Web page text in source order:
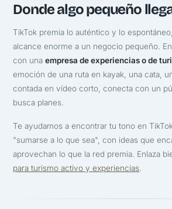
Donde algo pequeño
TikTok premia lo auténtico y lo
alcance enorme a un negocio pequeño.
con unaempresa de experiencias o de
emoción de una ruta en kayak, una cata,
contada en vídeo corto, conecta con un
busca planes.
Te ayudamos a encontrar tu tono en
"sumarse a lo que sea", con ideas que
aprovechan lo que la red premia. Enlaza
para turismo activo y experiencias